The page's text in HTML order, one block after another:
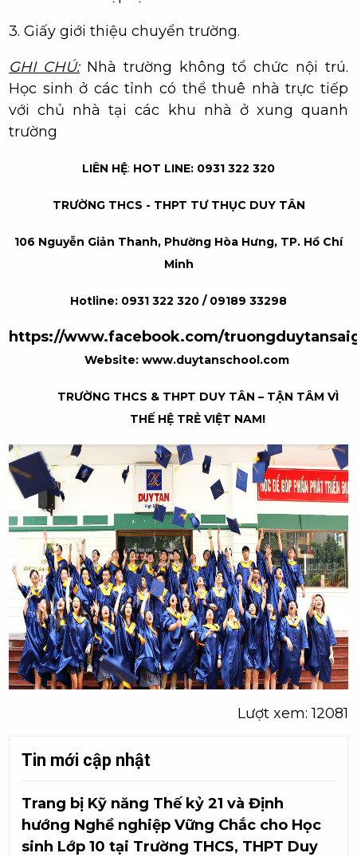
3. Giấy giới thiệu chuyển trường.
GHI CHÚ:Nhà trường không tổ chức nội trú.
Học sinh ở các tỉnh có thể thuê nhà trực tiếp
với chủ nhà tại các khu nhà ở xung quanh
trường
LIÊN HỆ: HOT LINE: 0931 322 320
TRƯỜNG THCS - THPT TƯ THỤC DUY TÂN
106 Nguyễn Giản Thanh, Phường Hòa Hưng, TP. Hồ Chí
Minh
Hotline: 0931 322 320 / 09189 33298
https://www.facebook.com/
Website: www.duytanschool.com
TRƯỜNG THCS & THPT DUY TÂN – TẬN TÂM VÌ
THẾ HỆ TRẺ VIỆT NAM!
Lượt xem: 12081
Tin mới cập nhật
Trang bị Kỹ năng Thế kỷ 21 và Định
hướng Nghề nghiệp Vững Chắc cho Học
sinh Lớp 10 tại Trường THCS, THPT Duy